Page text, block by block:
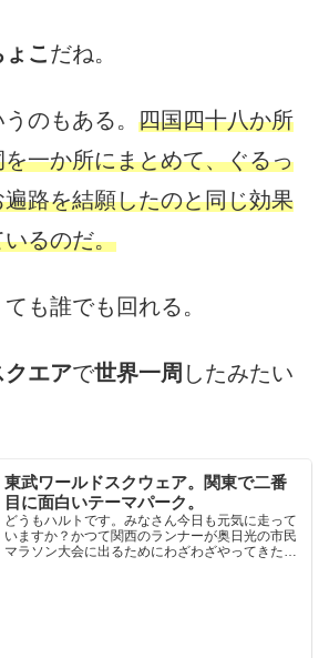
こだね。
のもある。 四国四十八か所
一か所にまとめて、ぐるっ
路を結願したのと同じ効果
るのだ。
も誰でも回れる。
クエアで世界一周 したみたい
東武ワールドスクウェア。関東で二番
目に面白いテーマパーク。
どうもハルトです。みなさん今日も元気に走って
いますか？かつて関西のランナーが奥日光の市民
マラソン大会に出るためにわざわざやってきたの